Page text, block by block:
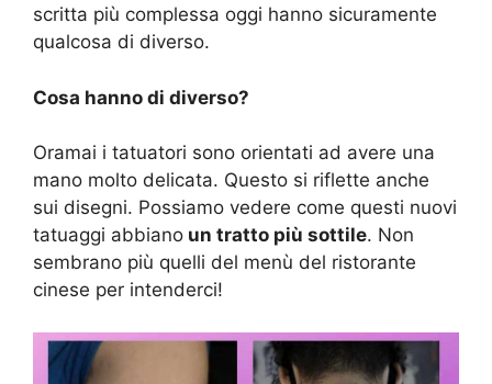
scritta più complessa oggi hanno sicuramente
qualcosa di diverso.
Cosa hanno di diverso?
Oramai i tatuatori sono orientati ad avere una
mano molto delicata. Questo si riflette anche
sui disegni. Possiamo vedere come questi nuovi
tatuaggi abbiano un tratto più sottile. Non
sembrano più quelli del menù del ristorante
cinese per intenderci!